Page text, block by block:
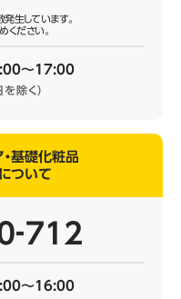
生しています。
ください。
～17:00
除く）
基礎化粧品
ついて
～16:00